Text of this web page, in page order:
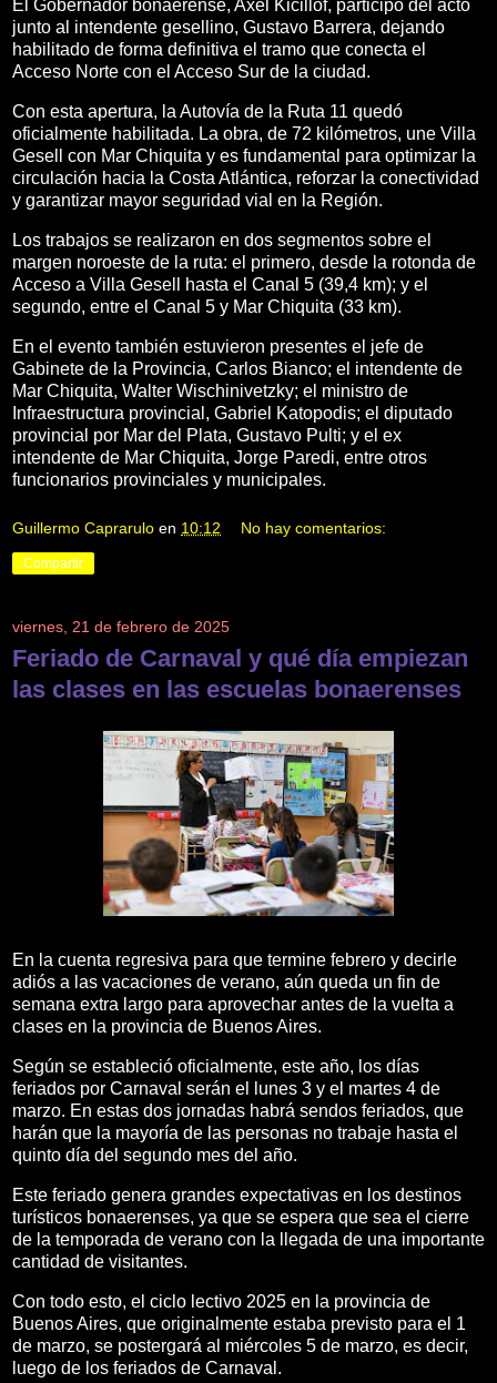
El Gobernador bonaerense, Axel Kicillof, participó del acto
junto al intendente gesellino, Gustavo Barrera, dejando
habilitado de forma definitiva el tramo que conecta el
Acceso Norte con el Acceso Sur de la ciudad.
Con esta apertura, la Autovía de la Ruta 11 quedó
oficialmente habilitada. La obra, de 72 kilómetros, une Villa
Gesell con Mar Chiquita y es fundamental para optimizar la
circulación hacia la Costa Atlántica, reforzar la conectividad
y garantizar mayor seguridad vial en la Región.
Los trabajos se realizaron en dos segmentos sobre el
margen noroeste de la ruta: el primero, desde la rotonda de
Acceso a Villa Gesell hasta el Canal 5 (39,4 km); y el
segundo, entre el Canal 5 y Mar Chiquita (33 km).
En el evento también estuvieron presentes el jefe de
Gabinete de la Provincia, Carlos Bianco; el intendente de
Mar Chiquita, Walter Wischinivetzky; el ministro de
Infraestructura provincial, Gabriel Katopodis; el diputado
provincial por Mar del Plata, Gustavo Pulti; y el ex
intendente de Mar Chiquita, Jorge Paredi, entre otros
funcionarios provinciales y municipales.
Guillermo Caprarulo en 10:12 No hay comentarios:
Compartir
viernes, 21 de febrero de 2025
Feriado de Carnaval y qué día empiezan
las clases en las escuelas bonaerenses
En la cuenta regresiva para que termine febrero y decirle
adiós a las vacaciones de verano, aún queda un fin de
semana extra largo para aprovechar antes de la vuelta a
clases en la provincia de Buenos Aires.
Según se estableció oficialmente, este año, los días
feriados por Carnaval serán el lunes 3 y el martes 4 de
marzo. En estas dos jornadas habrá sendos feriados, que
harán que la mayoría de las personas no trabaje hasta el
quinto día del segundo mes del año.
Este feriado genera grandes expectativas en los destinos
turísticos bonaerenses, ya que se espera que sea el cierre
de la temporada de verano con la llegada de una importante
cantidad de visitantes.
Con todo esto, el ciclo lectivo 2025 en la provincia de
Buenos Aires, que originalmente estaba previsto para el 1
de marzo, se postergará al miércoles 5 de marzo, es decir,
luego de los feriados de Carnaval.